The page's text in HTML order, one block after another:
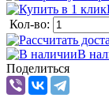
Кол-во:
В
Поделиться